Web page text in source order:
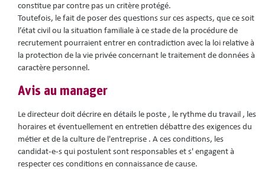
constitue par contre pas un critère protégé.
Toutefois, le fait de poser des questions sur ces aspects, que ce soit
l’état civil ou la situation familiale à ce stade de la procédure de
recrutement pourraient entrer en contradiction avec la loi relative à
la protection de la vie privée concernant le traitement de données à
caractère personnel.
Avis au manager
Le directeur doit décrire en détails le poste , le rythme du travail , les
horaires et éventuellement en entretien débattre des exigences du
métier et de la culture de l'entreprise . A ces conditions, les
candidat-e-s qui postulent sont responsables et s' engagent à
respecter ces conditions en connaissance de cause.